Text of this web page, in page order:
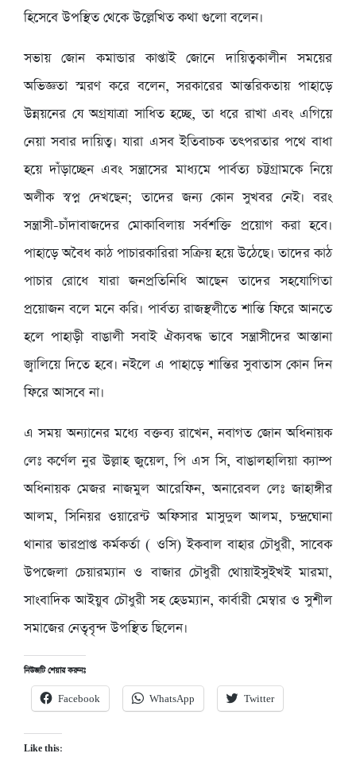
হিসেবে উপস্থিত থেকে উল্লেখিত কথা গুলো বলেন।
সভায় জোন কমান্ডার কাপ্তাই জোনে দায়িত্বকালীন সময়ের
অভিজ্ঞতা স্মরণ করে বলেন, সরকারের আন্তরিকতায় পাহাড়ে
উন্নয়নের যে অগ্রযাত্রা সাধিত হচ্ছে, তা ধরে রাখা এবং এগিয়ে
নেয়া সবার দায়িত্ব। যারা এসব ইতিবাচক তৎপরতার পথে বাধা
হয়ে দাঁড়াচ্ছেন এবং সন্ত্রাসের মাধ্যমে পার্বত্য চট্টগ্রামকে নিয়ে
অলীক স্বপ্ন দেখছেন; তাদের জন্য কোন সুখবর নেই। বরং
সন্ত্রাসী-চাঁদাবাজদের মোকাবিলায় সর্বশক্তি প্রয়োগ করা হবে।
পাহাড়ে অবৈধ কাঠ পাচারকারিরা সক্রিয় হয়ে উঠেছে। তাদের কাঠ
পাচার রোধে যারা জনপ্রতিনিধি আছেন তাদের সহযোগিতা
প্রয়োজন বলে মনে করি। পার্বত্য রাজস্থলীতে শান্তি ফিরে আনতে
হলে পাহাড়ী বাঙালী সবাই ঐক্যবদ্ধ ভাবে সন্ত্রাসীদের আস্তানা
জ্বালিয়ে দিতে হবে। নইলে এ পাহাড়ে শান্তির সুবাতাস কোন দিন
ফিরে আসবে না।
এ সময় অন্যানের মধ্যে বক্তব্য রাখেন, নবাগত জোন অধিনায়ক
লেঃ কর্ণেল নুর উল্লাহ জুয়েল, পি এস সি, বাঙালহালিয়া ক্যাম্প
অধিনায়ক মেজর নাজমুল আরেফিন, অনারেবল লেঃ জাহাঙ্গীর
আলম, সিনিয়র ওয়ারেন্ট অফিসার মাসুদুল আলম, চন্দ্রঘোনা
থানার ভারপ্রাপ্ত কর্মকর্তা ( ওসি) ইকবাল বাহার চৌধুরী, সাবেক
উপজেলা চেয়ারম্যান ও বাজার চৌধুরী থোয়াইসুইখই মারমা,
সাংবাদিক আইয়ুব চৌধুরী সহ হেডম্যান, কার্বারী মেম্বার ও সুশীল
সমাজের নেতৃবৃন্দ উপস্থিত ছিলেন।
নিউজটি শেয়ার করুনঃ
Facebook WhatsApp Twitter
Like this: